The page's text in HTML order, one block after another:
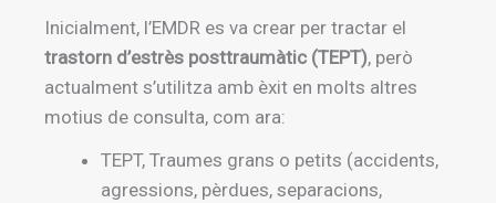
Inicialment, l’EMDR es va crear per tractar el
trastorn d’estrès posttraumàtic (TEPT), però
actualment s’utilitza amb èxit en molts altres
motius de consulta, com ara:
TEPT, Traumes grans o petits (accidents,
agressions, pèrdues, separacions,